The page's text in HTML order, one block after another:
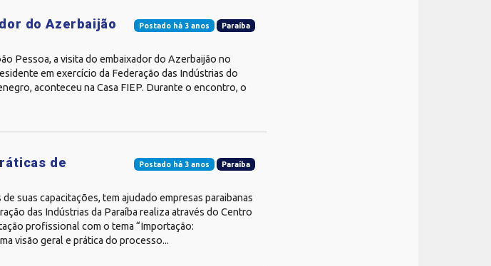
Postado há 3 anos Paraíba
do Azerbaijão
Pessoa, a visita do embaixador do Azerbaijão no
em exercício da Federação das Indústrias do
aconteceu na Casa FIEP. Durante o encontro, o
Postado há 3 anos Paraíba
de
suas capacitações, tem ajudado empresas paraibanas
das Indústrias da Paraíba realiza através do Centro
profissional com o tema “Importação:
visão geral e prática do processo...